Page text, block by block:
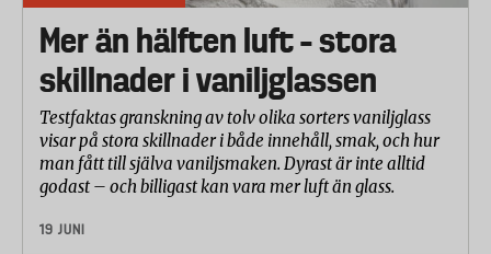
Mer än hälften luft – stora
skillnader i vaniljglassen
Testfaktas granskning av tolv olika sorters vaniljglass
visar på stora skillnader i både innehåll, smak, och hur
man fått till själva vaniljsmaken. Dyrast är inte alltid
godast – och billigast kan vara mer luft än glass.
19 JUNI